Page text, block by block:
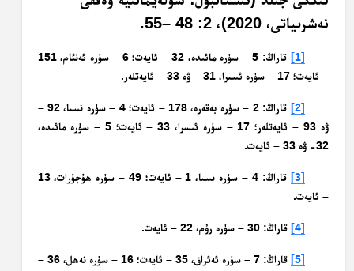
نەشرىياتى، 2020)، 2: 48 –55.
[1]
قاراڭ: 5 – سۈرە مائىدە، 32 – ئايەت؛ 6 – سۈرە ئەنئام، 151
– ئايەت؛ 17 – سۈرە ئىسرا، 31 – ۋە 33 – ئايەتلەر.
[2]
قاراڭ: 2 – سۈرە بەقەرە، 178 – ئايەت؛ 4 – سۈرە نىسا، 92 –
ۋە 93 – ئايەتلەر؛ 17 – سۈرە ئىسرا، 33 – ئايەت؛ 5 – سۈرە مائىدە،
32- ۋە 33 – ئايەت.
[3]
قاراڭ: 4 – سۈرە نىسا، 1 – ئايەت؛ 49 – سۈرە ھۇجۇرات، 13
– ئايەت.
[4] قاراڭ: 30 – سۈرە رۇم، 22 – ئايەت.
[5]
قاراڭ: 7 – سۈرە ئەئراف، 35 – ئايەت؛ 16 – سۈرە نەھل، 36 –